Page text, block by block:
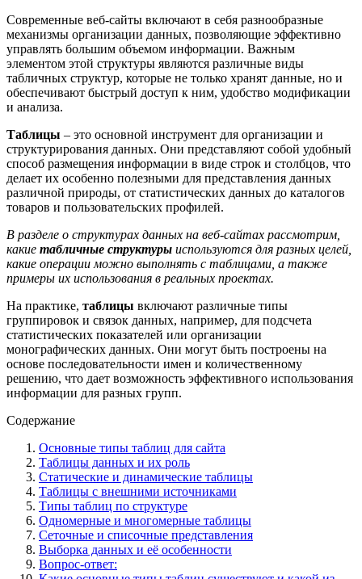
Современные веб-сайты включают в себя разнообразные
механизмы организации данных, позволяющие эффективно
управлять большим объемом информации. Важным
элементом этой структуры являются различные виды
табличных структур, которые не только хранят данные, но и
обеспечивают быстрый доступ к ним, удобство модификации
и анализа.
Таблицы – это основной инструмент для организации и
структурирования данных. Они представляют собой удобный
способ размещения информации в виде строк и столбцов, что
делает их особенно полезными для представления данных
различной природы, от статистических данных до каталогов
товаров и пользовательских профилей.
В разделе о структурах данных на веб-сайтах рассмотрим,
какие табличные структуры используются для разных целей,
какие операции можно выполнять с таблицами, а также
примеры их использования в реальных проектах.
На практике, таблицы включают различные типы
группировок и связок данных, например, для подсчета
статистических показателей или организации
монографических данных. Они могут быть построены на
основе последовательности имен и количественному
решению, что дает возможность эффективного использования
информации для разных групп.
Содержание
Основные типы таблиц для сайта
Таблицы данных и их роль
Статические и динамические таблицы
Таблицы с внешними источниками
Типы таблиц по структуре
Одномерные и многомерные таблицы
Сеточные и списочные представления
Выборка данных и её особенности
Вопрос-ответ: